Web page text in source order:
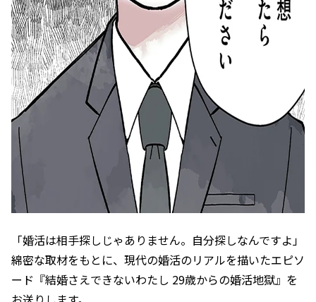
「婚活は相手探しじゃありません。自分探しなんですよ」
綿密な取材をもとに、現代の婚活のリアルを描いたエピソ
ード『結婚さえできないわたし 29歳からの婚活地獄』を